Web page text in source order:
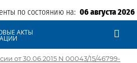
по состоянию на: 06 августа 2026
АКТЫ
от 30.06.2015 N 00043/15/46799-